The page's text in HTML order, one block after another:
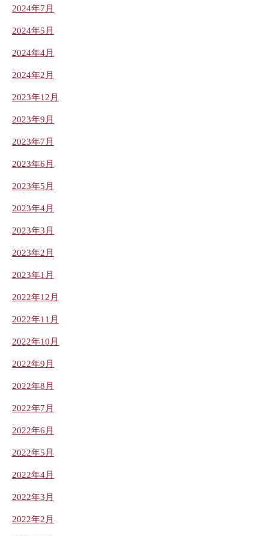
2024年7月
2024年5月
2024年4月
2024年2月
2023年12月
2023年9月
2023年7月
2023年6月
2023年5月
2023年4月
2023年3月
2023年2月
2023年1月
2022年12月
2022年11月
2022年10月
2022年9月
2022年8月
2022年7月
2022年6月
2022年5月
2022年4月
2022年3月
2022年2月